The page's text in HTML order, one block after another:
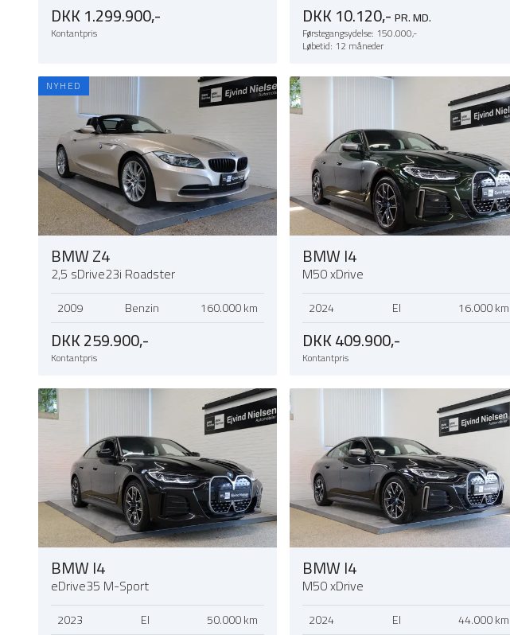
DKK 1.299.900,-
Kontantpris
DKK 10.120,-PR. MD.
Førstegangsydelse: 150.000,-
Løbetid: 12 måneder
NYHED
BMW Z4
2,5 sDrive23i Roadster
2009 Benzin 160.000 km
DKK 259.900,-
Kontantpris
BMW I4
M50 xDrive
2024 El 16.000 km
DKK 409.900,-
Kontantpris
BMW I4
eDrive35 M-Sport
2023 El 50.000 km
BMW I4
M50 xDrive
2024 El 44.000 km